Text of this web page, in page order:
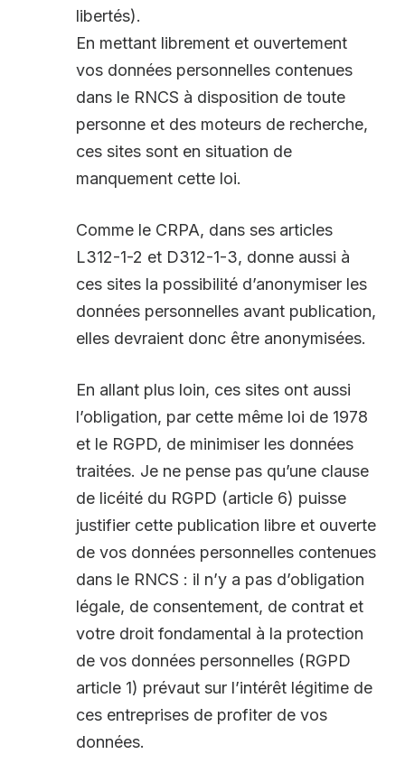
libertés).
En mettant librement et ouvertement
vos données personnelles contenues
dans le RNCS à disposition de toute
personne et des moteurs de recherche,
ces sites sont en situation de
manquement cette loi.
Comme le CRPA, dans ses articles
L312-1-2 et D312-1-3, donne aussi à
ces sites la possibilité d’anonymiser les
données personnelles avant publication,
elles devraient donc être anonymisées.
En allant plus loin, ces sites ont aussi
l’obligation, par cette même loi de 1978
et le RGPD, de minimiser les données
traitées. Je ne pense pas qu’une clause
de licéité du RGPD (article 6) puisse
justifier cette publication libre et ouverte
de vos données personnelles contenues
dans le RNCS : il n’y a pas d’obligation
légale, de consentement, de contrat et
votre droit fondamental à la protection
de vos données personnelles (RGPD
article 1) prévaut sur l’intérêt légitime de
ces entreprises de profiter de vos
données.